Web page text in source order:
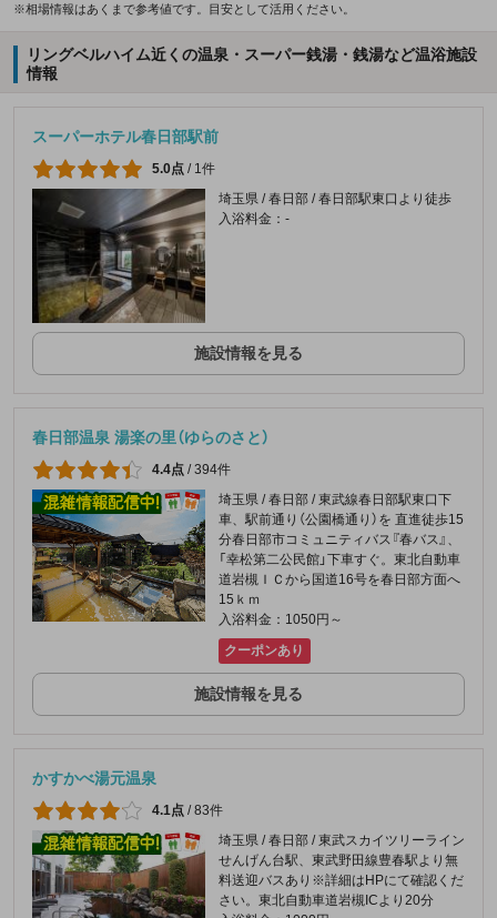
※相場情報はあくまで参考値です。目安として活用ください。
リングベルハイム近くの温泉・スーパー銭湯・銭湯など温浴施設
情報
スーパーホテル春日部駅前
5.0点 / 1件
埼玉県 / 春日部 / 春日部駅東口より徒歩
入浴料金：-
施設情報を見る
春日部温泉 湯楽の里（ゆらのさと）
4.4点 /394件
埼玉県 / 春日部 / 東武線春日部駅東口下
車、駅前通り（公園橋通り）を 直進徒歩15
分春日部市コミュニティバス『春バス』、
「幸松第二公民館」下車すぐ。東北自動車
道岩槻ＩＣから国道16号を春日部方面へ
15ｋｍ
入浴料金：1050円～
クーポンあり
施設情報を見る
かすかべ湯元温泉
4.1点 /83件
埼玉県 / 春日部 / 東武スカイツリーライン
せんげん台駅、東武野田線豊春駅より無
料送迎バスあり※詳細はHPにて確認くだ
さい。東北自動車道岩槻ICより20分